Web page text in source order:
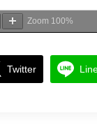
Zoom 100%
Twitter